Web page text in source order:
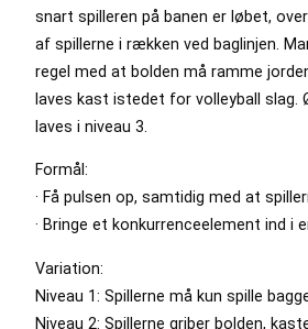
snart spilleren på banen er løbet,
af spillerne i rækken ved baglinjen.
regel med at bolden må ramme
laves kast istedet for volleyball slag.
laves i niveau 3.
Formål:
· Få pulsen op, samtidig med at
· Bringe et konkurrenceelement ind i
Variation:
Niveau 1: Spillerne må kun spille
Niveau 2: Spillerne griber bolden,